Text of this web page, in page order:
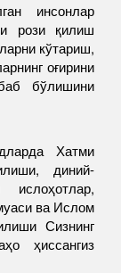
инсонлар
рози қилиш
кўтариш,
оғирини
бўлишини
Хатми
диний-
ва Ислом
Сизнинг
ҳиссангиз